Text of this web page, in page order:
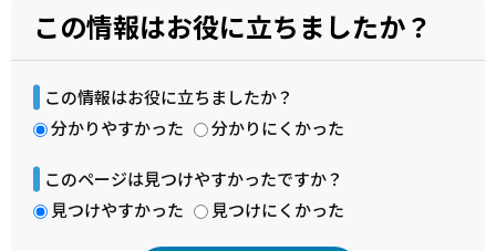
この情報はお役に立ちましたか？
この情報はお役に立ちましたか？
分かりやすかった
分かりにくかった
このページは見つけやすかったですか？
見つけやすかった
見つけにくかった